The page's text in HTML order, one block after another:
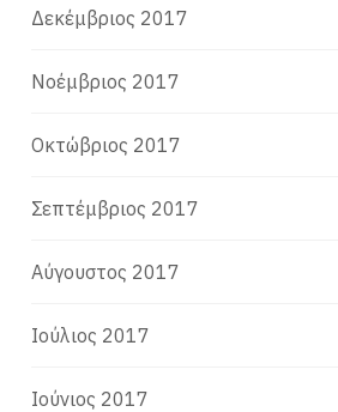
Δεκέμβριος 2017
Νοέμβριος 2017
Οκτώβριος 2017
Σεπτέμβριος 2017
Αύγουστος 2017
Ιούλιος 2017
Ιούνιος 2017